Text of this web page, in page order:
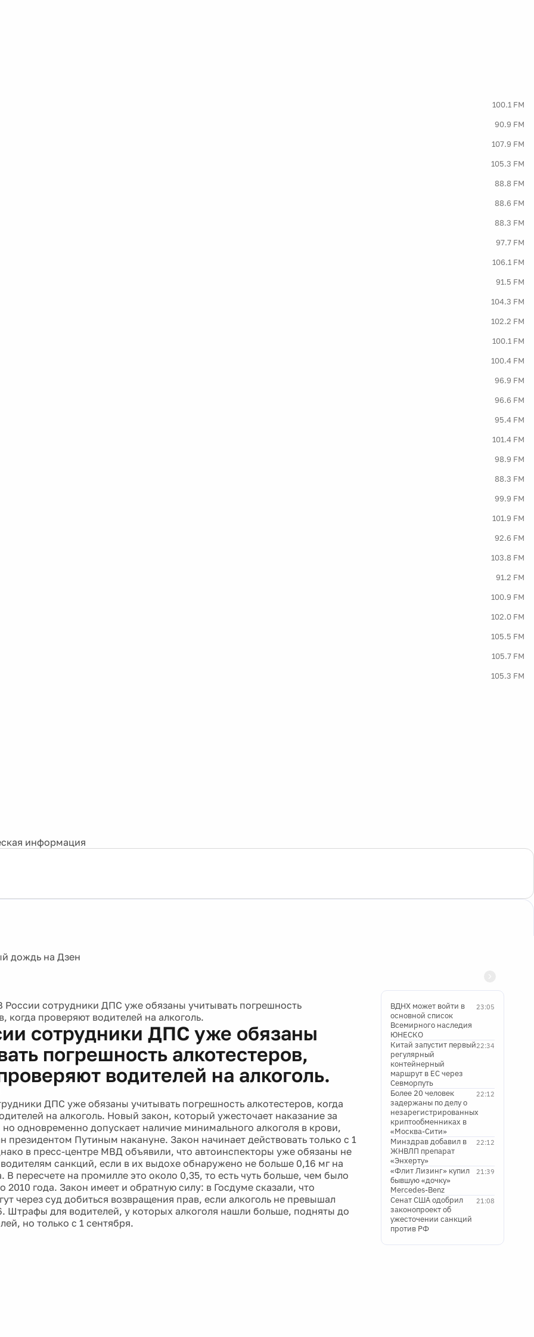
100.1 FM
90.9 FM
107.9 FM
105.3 FM
88.8 FM
88.6 FM
88.3 FM
97.7 FM
106.1 FM
91.5 FM
104.3 FM
102.2 FM
100.1 FM
100.4 FM
96.9 FM
96.6 FM
95.4 FM
101.4 FM
98.9 FM
88.3 FM
99.9 FM
101.9 FM
92.6 FM
103.8 FM
91.2 FM
100.9 FM
102.0 FM
105.5 FM
105.7 FM
105.3 FM
информация
России сотрудники ДПС уже обязаны учитывать погрешность
когда проверяют водителей на алкоголь.
сотрудники ДПС уже обязаны
погрешность алкотестеров,
водителей на алкоголь.
ДПС уже обязаны учитывать погрешность алкотестеров, когда
на алкоголь. Новый закон, который ужесточает наказание за
но одновременно допускает наличие минимального алкоголя в крови,
президентом Путиным накануне. Закон начинает действовать только с 1
в пресс-центре МВД объявили, что автоинспекторы уже обязаны не
санкций, если в их выдохе обнаружено не больше 0,16 мг на
В пересчете на промилле это около 0,35, то есть чуть больше, чем было
2010 года. Закон имеет и обратную силу: в Госдуме сказали, что
через суд добиться возвращения прав, если алкоголь не превышал
Штрафы для водителей, у которых алкоголя нашли больше, подняты до
но только с 1 сентября.
23:05
ВДНХ может войти в
основной список
Всемирного наследия
ЮНЕСКО
22:34
Китай запустит первый
регулярный
контейнерный
маршрут в ЕС через
Севморпуть
22:12
Более 20 человек
задержаны по делу о
незарегистрированных
криптообменниках в
«Москва-Сити»
22:12
Минздрав добавил в
ЖНВЛП препарат
«Энхерту»
21:39
«Флит Лизинг» купил
бывшую «дочку»
Mercedes-Benz
21:08
Сенат США одобрил
законопроект об
ужесточении санкций
против РФ